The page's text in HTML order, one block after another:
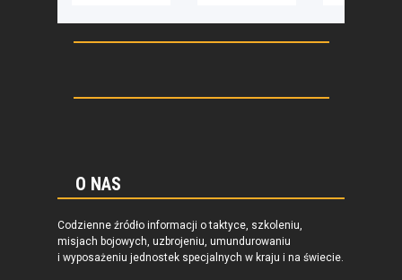
O NAS
Codzienne źródło informacji o taktyce, szkoleniu,
misjach bojowych, uzbrojeniu, umundurowaniu
i wyposażeniu jednostek specjalnych w kraju i na świecie.